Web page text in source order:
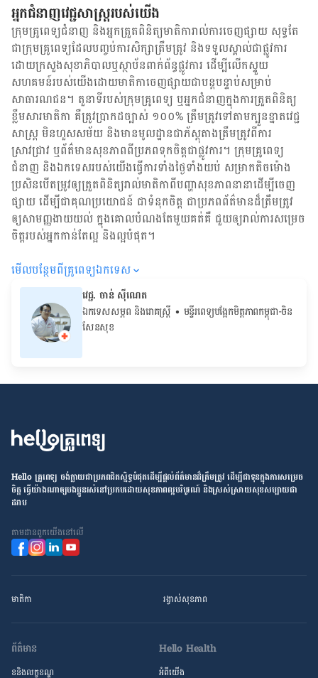
អ្នកជំនាញវេជ្ជសាស្ត្ររបស់យើង
ក្រុមគ្រូពេទ្យជំនាញ និង​អ្នក​ត្រួតពិនិត្យ​មាតិការាល់ការចេញផ្សាយ សុទ្ធតែ
ជា​ក្រុម​គ្រូពេទ្យ​ដែល​បញ្ចប់ការសិក្សាត្រឹមត្រូវ និង​ទទួល​ស្គាល់​ជាផ្លូវការ​
ដោយ​ក្រសួងសុខាភិបាលឬស្ថាប័ន​ពាក់ព័ន្ធ​ផ្លូវការ ដើម្បីលើកស្ទួយ​
សហគមន៍​របស់យើង​ដោយ​មាតិកា​ចេញផ្សាយជាបន្តបន្ទាប់សម្រាប់
សាធារណជន។ តួនាទីរបស់​ក្រុមគ្រូពេទ្យ ឬ​អ្នក​ជំនាញ​ក្នុងការ​ត្រួតពិនិត្យ​
ខ្លឹមសារ​មាតិកា គឺ​ត្រូវ​ប្រាកដ​ច្បាស់ ១០០% ត្រឹមត្រូវ​ទៅតាម​ក្បួនខ្នាតវេជ្ជ
សាស្ត្រ មិនហួសសម័យ និង​មានមូលដ្ឋាន​ជា​ភ័ស្តុតាង​ត្រឹមត្រូវ​ពី​ការ​
ស្រាវជ្រាវ ឬ​ព័ត៌មាន​សុខភាព​ពី​ប្រភព​ទុកចិត្ត​ជាផ្លូវការ។ ក្រុមគ្រូពេទ្យ
ជំនាញ និង​ឯកទេស​របស់យើង​ធ្វើការ​ទាំង​ថ្ងៃទាំងយប់ សម្រាក​តិចម៉ោង
ប្រសិន​បើ​តម្រូវ​ឲ្យ​ត្រួតពិនិត្យ​រាល់​មាតិកា​ពី​បញ្ហា​សុខភាព​នានា​ដើម្បី​ចេញ​
ផ្សាយ ដើម្បី​ជា​គុណប្រយោជន៍ ជា​ទំនុកចិត្ត ជា​ប្រភព​ព័ត៌មាន​ដ៏​ត្រឹមត្រូវ
ឲ្យសាមញ្ញ​ងាយយល់ ក្នុងគោលបំណង​តែមួយ​គត់​គឺ ជួយ​ឲ្យ​រាល់ការសម្រេច
ចិត្ត​របស់​អ្នក​កាន់តែ​ល្អ និង​ល្អ​បំផុត។
មើល​បន្ថែម​ពី​គ្រូពេទ្យ​ឯកទេស
វេជ្ជ. ចាន់ ស៊ីណេត
ឯកទេសសម្ភព និងរោគស្ត្រី • ម​ន្ទីរពេទ្យបង្អែកមិត្តភាពកម្ពុជា-ចិន
សែនសុខ
Hello គ្រូពេទ្យ ​ចង់​ក្លាយ​ជា​ប្រភព​ជិតស្និទ្ធបំផុតដើម្បី​ផ្ដល់​ព័ត៌មាន​ដ៏​ត្រឹមត្រូវ​ ដើម្បី​ជា​ទុន​ក្នុង​ការ​សម្រេច​
ចិត្ត ធ្វើ​យ៉ាង​ណា​ឲ្យ​បងប្អូន​រស់នៅ​ប្រកប​ដោយ​សុខភាព​ល្អ​បរិបូរណ៍ និង​ស្រស់ស្រាយ​សុខសប្បាយ​ជា​
ដរាប
តាម​ដាន​ពួក​យើង​នៅ​លើ
មាតិកា រង្វាស់​សុខភាព
ព័ត៌មាន
ខនិងលក្ខខណ្ឌ
Hello Health
អំពីយើង